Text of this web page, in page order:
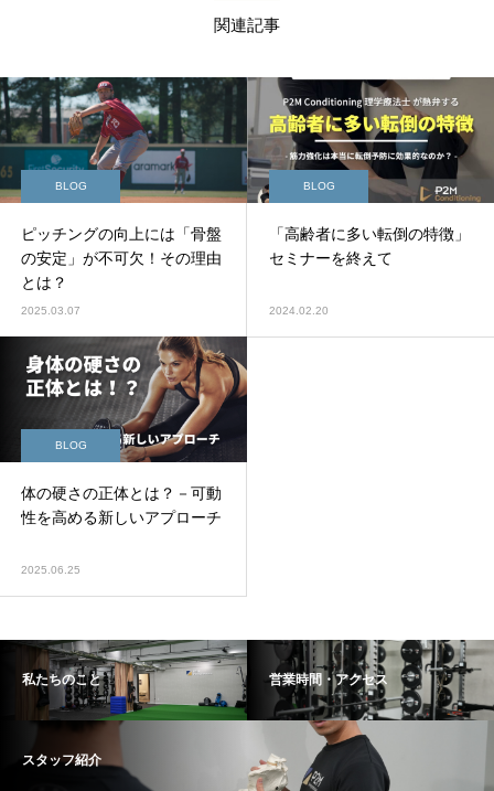
関連記事
BLOG
ピッチングの向上には「骨盤
の安定」が不可欠！その理由
とは？
2025.03.07
BLOG
「高齢者に多い転倒の特徴」
セミナーを終えて
2024.02.20
BLOG
体の硬さの正体とは？－可動
性を高める新しいアプローチ
2025.06.25
私たちのこと 営業時間・アクセス
スタッフ紹介